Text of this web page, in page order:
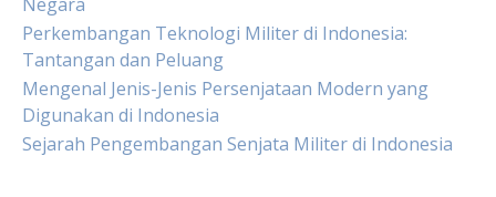
Perkembangan Teknologi Militer di Indonesia:
Tantangan dan Peluang
Mengenal Jenis-Jenis Persenjataan Modern yang
Digunakan di Indonesia
Sejarah Pengembangan Senjata Militer di Indonesia